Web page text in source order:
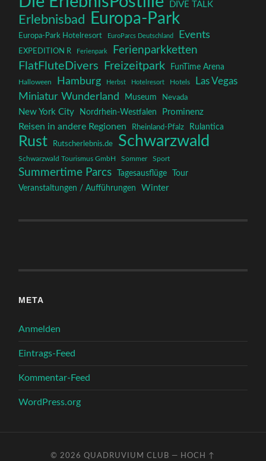
DIVE TALK
Erlebnisbad Europa-Park
Europa-Park Hotelresort EuroParcs Deutschland Events
EXPEDITION R Ferienpark Ferienparkketten
FlatFluteDivers Freizeitpark FunTime Arena
Halloween Hamburg Herbst Hotelresort Hotels
Las Vegas
Miniatur Wunderland
Museum Nevada
New York City Nordrhein-Westfalen Prominenz
Reisen in andere Regionen Rheinland-Pfalz Rulantica
Rust Rutscherlebnis.de Schwarzwald
Schwarzwald Tourismus GmbH Sommer Sport
Summertime Parcs Tagesausflüge
Tour
Veranstaltungen / Aufführungen
Winter
META
Anmelden
Eintrags-Feed
Kommentar-Feed
WordPress.org
© 2026QUADRUVIUM CLUB — HOCH ↑